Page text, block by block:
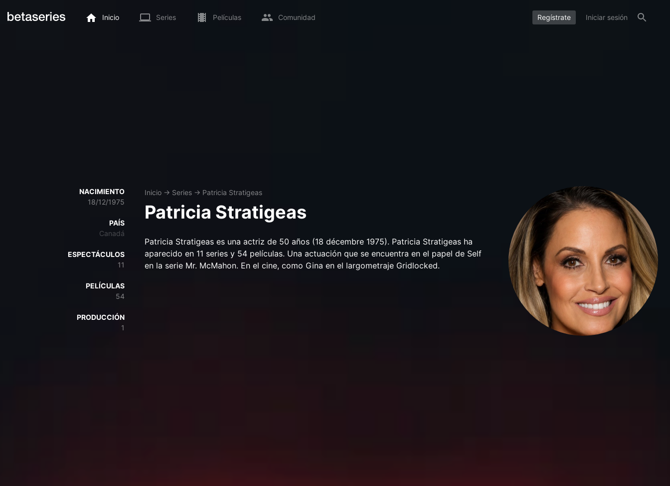
Inicio Series Películas Comunidad Regístrate Iniciar sesión
NACIMIENTO
18/12/1975
PAÍS
Canadá
ESPECTÁCULOS
11
PELÍCULAS
54
PRODUCCIÓN
1
Inicio → Series → Patricia Stratigeas
Patricia Stratigeas
Patricia Stratigeas es una actriz de 50 años (18 décembre 1975). Patricia Stratigeas ha
aparecido en 11 series y 54 películas. Una actuación que se encuentra en el papel de Self
en la serie Mr. McMahon. En el cine, como Gina en el largometraje Gridlocked.